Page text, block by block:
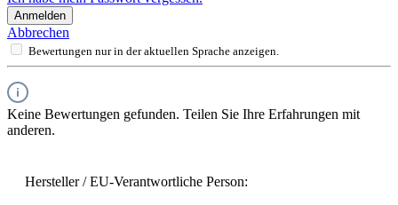
Anmelden
Abbrechen
Bewertungen nur in der aktuellen Sprache anzeigen.
Keine Bewertungen gefunden. Teilen Sie Ihre Erfahrungen mit
anderen.
Hersteller / EU-Verantwortliche Person: